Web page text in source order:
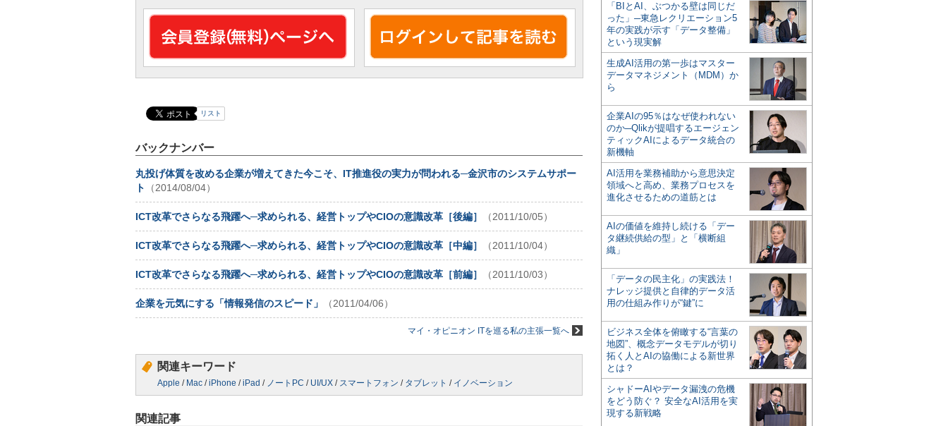
リスト
バックナンバー
丸投げ体質を改める企業が増えてきた今こそ、IT推進役の実力が問われる─金沢市のシステムサポー
ト
（2014/08/04）
ICT改革でさらなる飛躍へ─求められる、経営トップやCIOの意識改革［後編］ （2011/10/05）
ICT改革でさらなる飛躍へ─求められる、経営トップやCIOの意識改革［中編］ （2011/10/04）
ICT改革でさらなる飛躍へ─求められる、経営トップやCIOの意識改革［前編］ （2011/10/03）
企業を元気にする「情報発信のスピード」 （2011/04/06）
マイ・オピニオン ITを巡る私の主張一覧へ
関連キーワード
Apple / Mac /iPhone /iPad / ノートPC / UI/UX / スマートフォン / タブレット / イノベーション
関連記事
「BIとAI、ぶつかる壁は同じだ
った」─東急レクリエーション5
年の実践が示す「データ整備」
という現実解
生成AI活用の第一歩はマスター
データマネジメント（MDM）か
ら
企業AIの95％はなぜ使われない
のか─Qlikが提唱するエージェン
ティックAIによるデータ統合の
新機軸
AI活用を業務補助から意思決定
領域へと高め、業務プロセスを
進化させるための道筋とは
AIの価値を維持し続ける「デー
タ継続供給の型」と「横断組
織」
「データの民主化」の実践法！
ナレッジ提供と自律的データ活
用の仕組み作りが“鍵”に
ビジネス全体を俯瞰する“言葉の
地図”、概念データモデルが切り
拓く人とAIの協働による新世界
とは？
シャドーAIやデータ漏洩の危機
をどう防ぐ？ 安全なAI活用を実
現する新戦略